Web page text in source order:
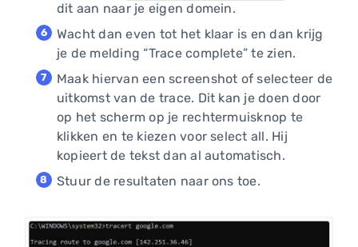
dit aan naar je eigen domein.
Wacht dan even tot het klaar is en dan krijg
je de melding “Trace complete” te zien.
Maak hiervan een screenshot of selecteer de
uitkomst van de trace. Dit kan je doen door
op het scherm op je rechtermuisknop te
klikken en te kiezen voor select all. Hij
kopieert de tekst dan al automatisch.
Stuur de resultaten naar ons toe.